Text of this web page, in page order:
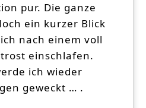
pur. Die ganze
ein kurzer Blick
nach einem voll
einschlafen.
ich wieder
geweckt … .